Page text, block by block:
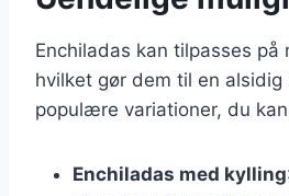
Enchiladas kan tilpasses på
hvilket gør dem til en alsidig
populære variationer, du
Enchiladas med kylling